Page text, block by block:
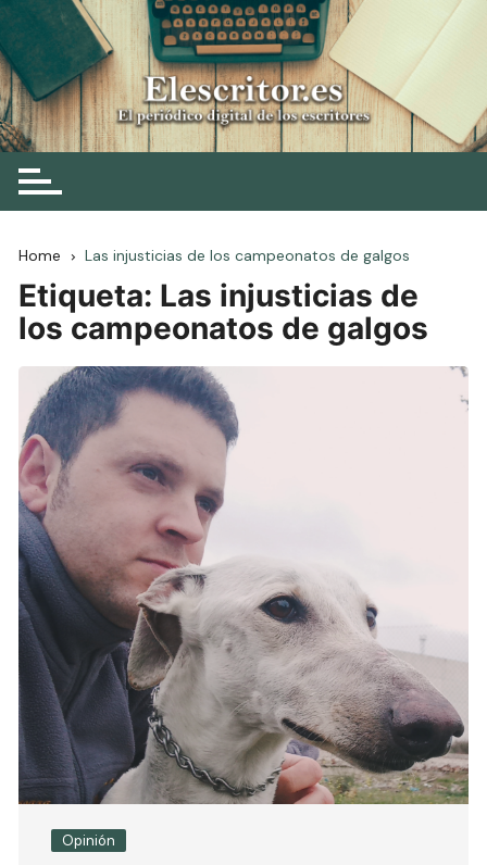
Skip
to
content
Elescritor.es
El periódico digital de los escritores
Home Las injusticias de los campeonatos de galgos
Etiqueta: Las injusticias de
los campeonatos de galgos
Opinión